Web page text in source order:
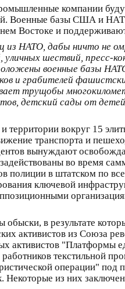
компании
Военные базы США и
Востоке и
НАТО, дабы ничто не
шествий, пресс-
военные базы
и грабителей
трущобы
детский сады от
вокруг 15
транспорта и
вынуждают
во время
полиции в штатском по
ключевой
в результате
активистов из Союза
"Платформы
текстильной
операции" под
из них